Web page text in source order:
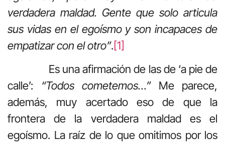
verdadera maldad. Gente que solo articula
sus vidas en el egoísmo y son incapaces de
empatizar con el otro”.[1]
Es una afirmación de las de ‘a pie de
calle’: “Todos cometemos…”Me parece,
además, muy acertado eso de que la
frontera de la verdadera maldad es el
egoísmo. La raíz de lo que omitimos por los